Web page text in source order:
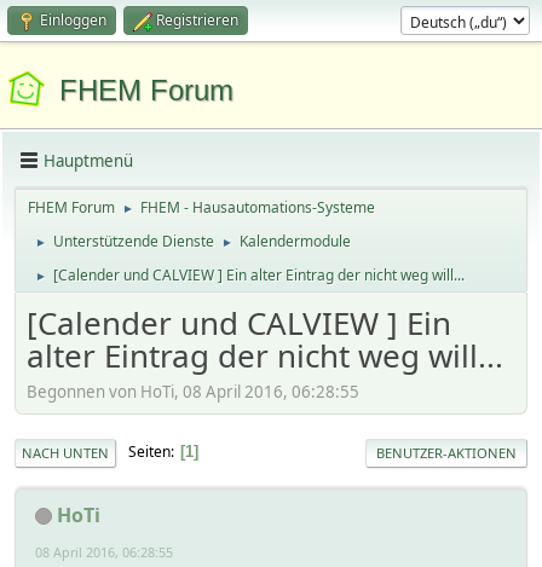
Einloggen Registrieren
FHEM Forum
Hauptmenü
FHEM Forum ► FHEM - Hausautomations-Systeme
► Unterstützende Dienste ► Kalendermodule
► [Calender und CALVIEW ] Ein alter Eintrag der nicht weg will...
[Calender und CALVIEW ] Ein
alter Eintrag der nicht weg will...
Begonnen von HoTi, 08 April 2016, 06:28:55
NACH UNTEN Seiten 1 BENUTZER-AKTIONEN
HoTi
08 April 2016, 06:28:55